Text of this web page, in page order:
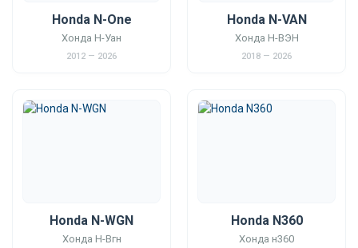
Honda N-One
Хонда Н-Уан
2012 — 2026
Honda N-VAN
Хонда Н-ВЭН
2018 — 2026
Honda N-WGN
Хонда Н-Вгн
Honda N360
Хонда н360